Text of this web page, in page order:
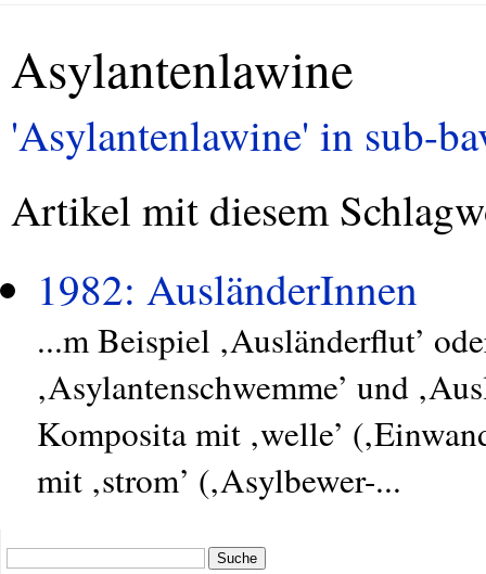
Asylantenlawine
'Asylantenlawine' in sub-
Artikel mit diesem
1982: AusländerInnen
...m Beispiel ‚Ausländerflut’
‚Asylantenschwemme’ und
Komposita mit ‚welle’
mit ‚strom’ (‚Asylbewer-...
Suche